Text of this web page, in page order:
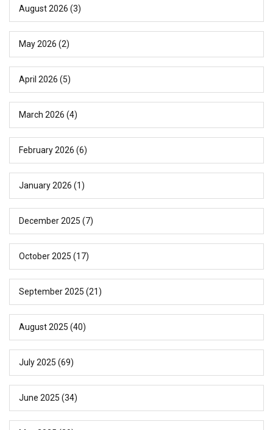
August 2026 (3)
May 2026 (2)
April 2026 (5)
March 2026 (4)
February 2026 (6)
January 2026 (1)
December 2025 (7)
October 2025 (17)
September 2025 (21)
August 2025 (40)
July 2025 (69)
June 2025 (34)